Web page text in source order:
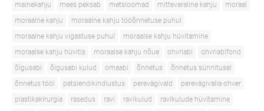
mainekahju
mees peksab metsloomad mittevaraline kahju
moraal
moraalne kahju
moraalne kahju tööõnnetuse puhul
moraalne kahju vigastuse puhul
moraalse kahju hüvitamine
moraalse kahju hüvitis
moraalse kahju nõue ohvriabi
ohvriabifond
õigusabi
õigusabi kulud omaabi õnnetus
õnnetus sünnitusel
õnnetus tööl
patsiendikindlustus perevägivald
perevägivalla ohver
plastikakirurgia
rasedus ravi ravikulud
ravikulude hüvitamine